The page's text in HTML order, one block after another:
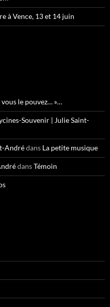
à Vence, 13 et 14 juin
le pouvez… »…
Souvenir | Julie Saint-
Andrédans La petite musique
dansTémoin